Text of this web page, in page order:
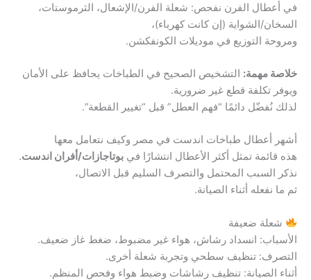
في أعطال الفرن نفحص: شعلة الفرن/الإشعال، الثرموستات،
السخان/الشواية (إن كانت كهرباء)،
ومروحة التوزيع في موديلات الكونفكشن.
خلاصة مهمة: التشخيص الصحيح في الطباخات يحافظ على الأمان
ويوفر تكلفة قطع غير ضرورية.
لذلك نُفضّل دائمًا “فهم العطل” قبل “تغيير القطعة”.
أشهر أعطال طباخات اندست في مصر وكيف نتعامل معها
هذه قائمة تمثل أكثر الأعطال انتشارًا في بوتاجازات/أفران اندست.
نذكر السبب المحتمل والتصرف السليم قبل الاتصال،
ثم ما نفعله أثناء الصيانة.
شعلة ضعيفة
الأسباب: انسداد رشاش، هواء غير مضبوط، ضغط غاز ضعيف.
التصرف: تنظيف سطحي وتجربة شعلة أخرى.
أثناء الصيانة: تنظيف رشاشات وضبط هواء وفحص المنظم.